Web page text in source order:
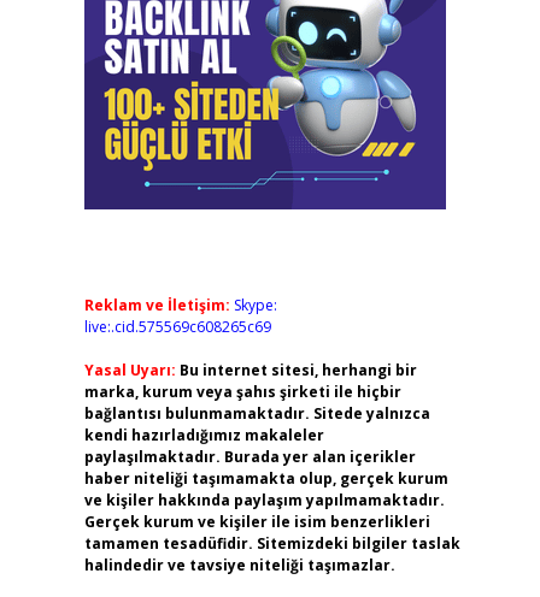
Reklam ve İletişim: Skype:
live:.cid.575569c608265c69
Yasal Uyarı: Bu internet sitesi, herhangi bir
marka, kurum veya şahıs şirketi ile hiçbir
bağlantısı bulunmamaktadır. Sitede yalnızca
kendi hazırladığımız makaleler
paylaşılmaktadır. Burada yer alan içerikler
haber niteliği taşımamakta olup, gerçek kurum
ve kişiler hakkında paylaşım yapılmamaktadır.
Gerçek kurum ve kişiler ile isim benzerlikleri
tamamen tesadüfidir. Sitemizdeki bilgiler taslak
halindedir ve tavsiye niteliği taşımazlar.